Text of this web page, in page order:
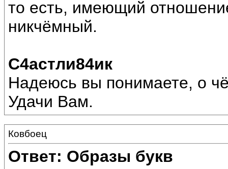
то есть, имеющий
никчёмный.
С4астли84ик
Надеюсь вы понимаете, о
Удачи Вам.
Ковбоец
Ответ: Образы букв